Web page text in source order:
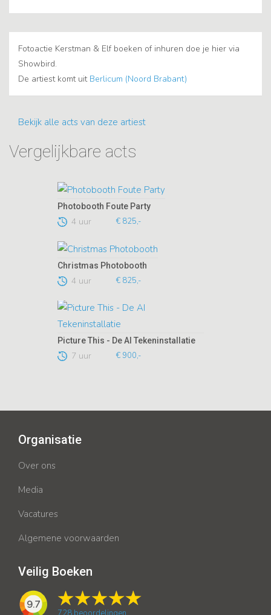
Fotoactie Kerstman & Elf boeken of inhuren doe je hier via
Showbird.
De artiest komt uit Berlicum (Noord Brabant)
Bekijk alle acts van deze artiest
Vergelijkbare acts
Photobooth Foute Party
4 uur € 825,-
Christmas Photobooth
4 uur € 825,-
Picture This - De AI Tekeninstallatie
7 uur € 900,-
Organisatie
Over ons
Media
Vacatures
Algemene voorwaarden
Veilig Boeken
9.7